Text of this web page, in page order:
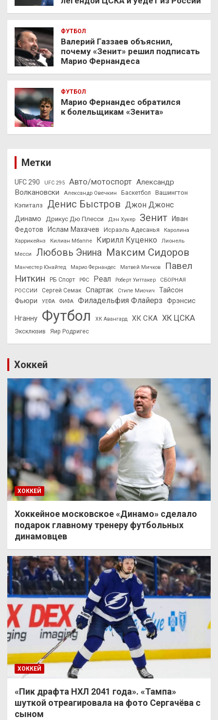
ФУТБОЛ
Валерий Газзаев объяснил,
почему «Зенит» решил подписать
Марио Фернандеса
ФУТБОЛ
Марио Фернандес обратился
к болельщикам «Зенита»
Метки
UFC 290 UFC 295 Авто/мотоспорт Александр
Волкановски
Александр Овечкин Баскетбол
Вашингтон
Кэпиталз
Денис Быстров Джон Джонс
Динамо Дрикус Дю Плесси Дэн Хукер Зенит
Иван
Федотов
Ислам Махачев Исраэль Адесанья
Каролина
Харрикейнз
Килиан Мбаппе Кирилл Куценко
Лионель
Месси
Любовь Энина Максим Сидоров
Манчестер Юнайтед Марио Фернандес Матвей Мичков
Павел
Ниткин
РБ Спорт РФС Реал Роберт Уиттакер
СБОРНАЯ
РОССИИ
Сергей Семак Спартак Стипе Миочич
Тайсон
Фьюри
УЕФА ФИФА Филадельфия Флайерз Фрэнсис
Нганну Футбол ХК Авангард ХК СКА ХК ЦСКА
Эксклюзив Яир Родригес
Хоккей
ХОККЕЙ
Хоккейное московское «Динамо» сделало
подарок главному тренеру футбольных
динамовцев
ХОККЕЙ
«Пик драфта НХЛ 2041 года». «Тампа»
шуткой отреагировала на фото Сергачёва с
сыном